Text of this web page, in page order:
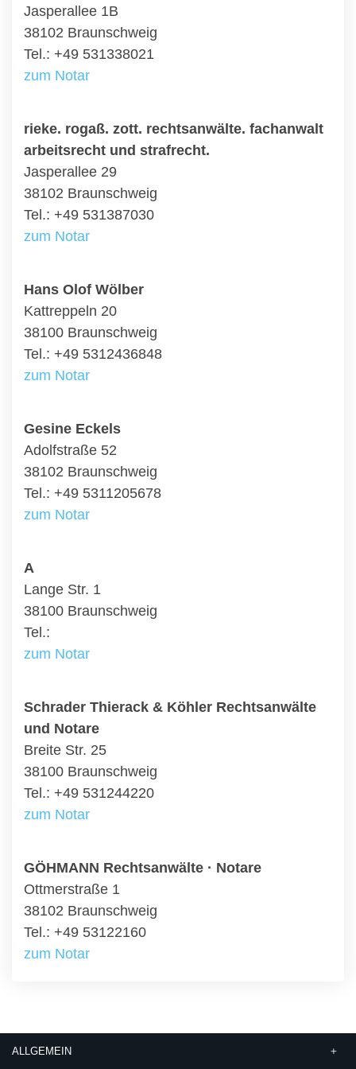
Jasperallee 1B
38102 Braunschweig
Tel.: +49 531338021
zum Notar
rieke. rogaß. zott. rechtsanwälte. fachanwalt
arbeitsrecht und strafrecht.
Jasperallee 29
38102 Braunschweig
Tel.: +49 531387030
zum Notar
Hans Olof Wölber
Kattreppeln 20
38100 Braunschweig
Tel.: +49 5312436848
zum Notar
Gesine Eckels
Adolfstraße 52
38102 Braunschweig
Tel.: +49 5311205678
zum Notar
A
Lange Str. 1
38100 Braunschweig
Tel.:
zum Notar
Schrader Thierack & Köhler Rechtsanwälte
und Notare
Breite Str. 25
38100 Braunschweig
Tel.: +49 531244220
zum Notar
GÖHMANN Rechtsanwälte · Notare
Ottmerstraße 1
38102 Braunschweig
Tel.: +49 53122160
zum Notar
ALLGEMEIN